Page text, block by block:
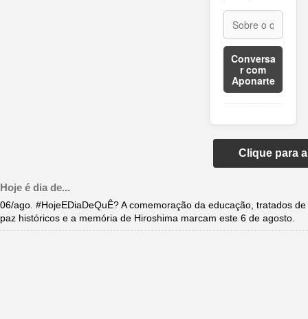
Conversa
r com
Aponarte
Clique para
Hoje é dia de...
06/ago. #HojeEDiaDeQuÊ? A comemoração da educação, tratados de
paz históricos e a memória de Hiroshima marcam este 6 de agosto.